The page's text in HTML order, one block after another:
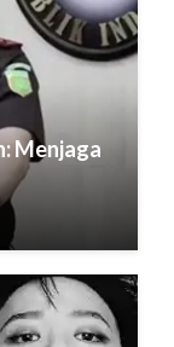
Menjaga